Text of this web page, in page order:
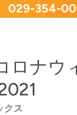
029-354-
ロナウ
クス